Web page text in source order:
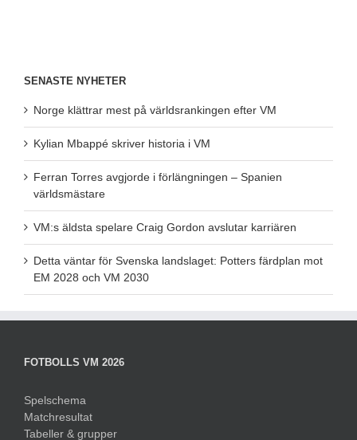
SENASTE NYHETER
Norge klättrar mest på världsrankingen efter VM
Kylian Mbappé skriver historia i VM
Ferran Torres avgjorde i förlängningen – Spanien
världsmästare
VM:s äldsta spelare Craig Gordon avslutar karriären
Detta väntar för Svenska landslaget: Potters färdplan mot
EM 2028 och VM 2030
FOTBOLLS VM 2026
Spelschema
Matchresultat
Tabeller & grupper